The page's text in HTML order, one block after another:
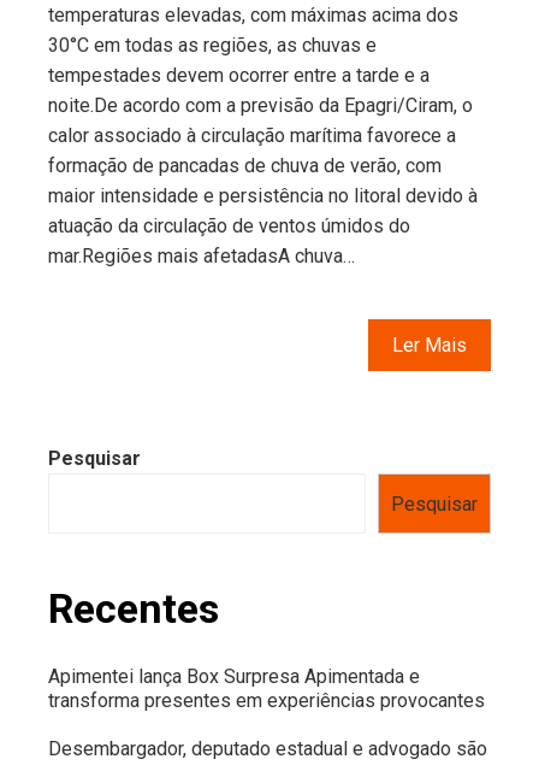
temperaturas elevadas, com máximas acima dos
30°C em todas as regiões, as chuvas e
tempestades devem ocorrer entre a tarde e a
noite.De acordo com a previsão da Epagri/Ciram, o
calor associado à circulação marítima favorece a
formação de pancadas de chuva de verão, com
maior intensidade e persistência no litoral devido à
atuação da circulação de ventos úmidos do
mar.Regiões mais afetadasA chuva…
Ler Mais
Pesquisar
Pesquisar
Recentes
Apimentei lança Box Surpresa Apimentada e
transforma presentes em experiências provocantes
Desembargador, deputado estadual e advogado são